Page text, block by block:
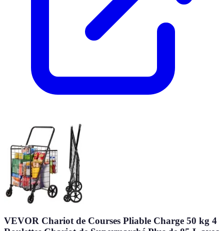
VEVOR Chariot de Courses Pliable Charge 50 kg 4